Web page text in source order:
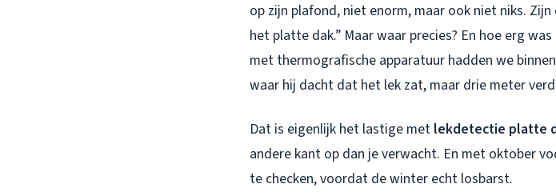
op zijn plafond, niet enorm, maar ook niet niks.
het platte dak.” Maar waar precies? En hoe erg
met thermografische apparatuur hadden we
waar hij dacht dat het lek zat, maar drie meter
Dat is eigenlijk het lastige met lekdetectie platte
andere kant op dan je verwacht. En met oktober
te checken, voordat de winter echt losbarst.